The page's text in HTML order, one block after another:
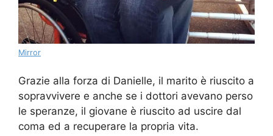
Mirror
Grazie alla forza di Danielle, il marito è riuscito a
sopravvivere e anche se i dottori avevano perso
le speranze, il giovane è riuscito ad uscire dal
coma ed a recuperare la propria vita.